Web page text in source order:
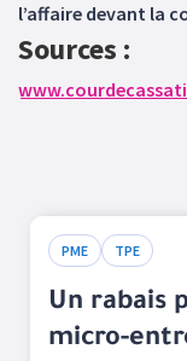
l’affaire devant la
Sources :
PME TPE
Un rabais
micro-